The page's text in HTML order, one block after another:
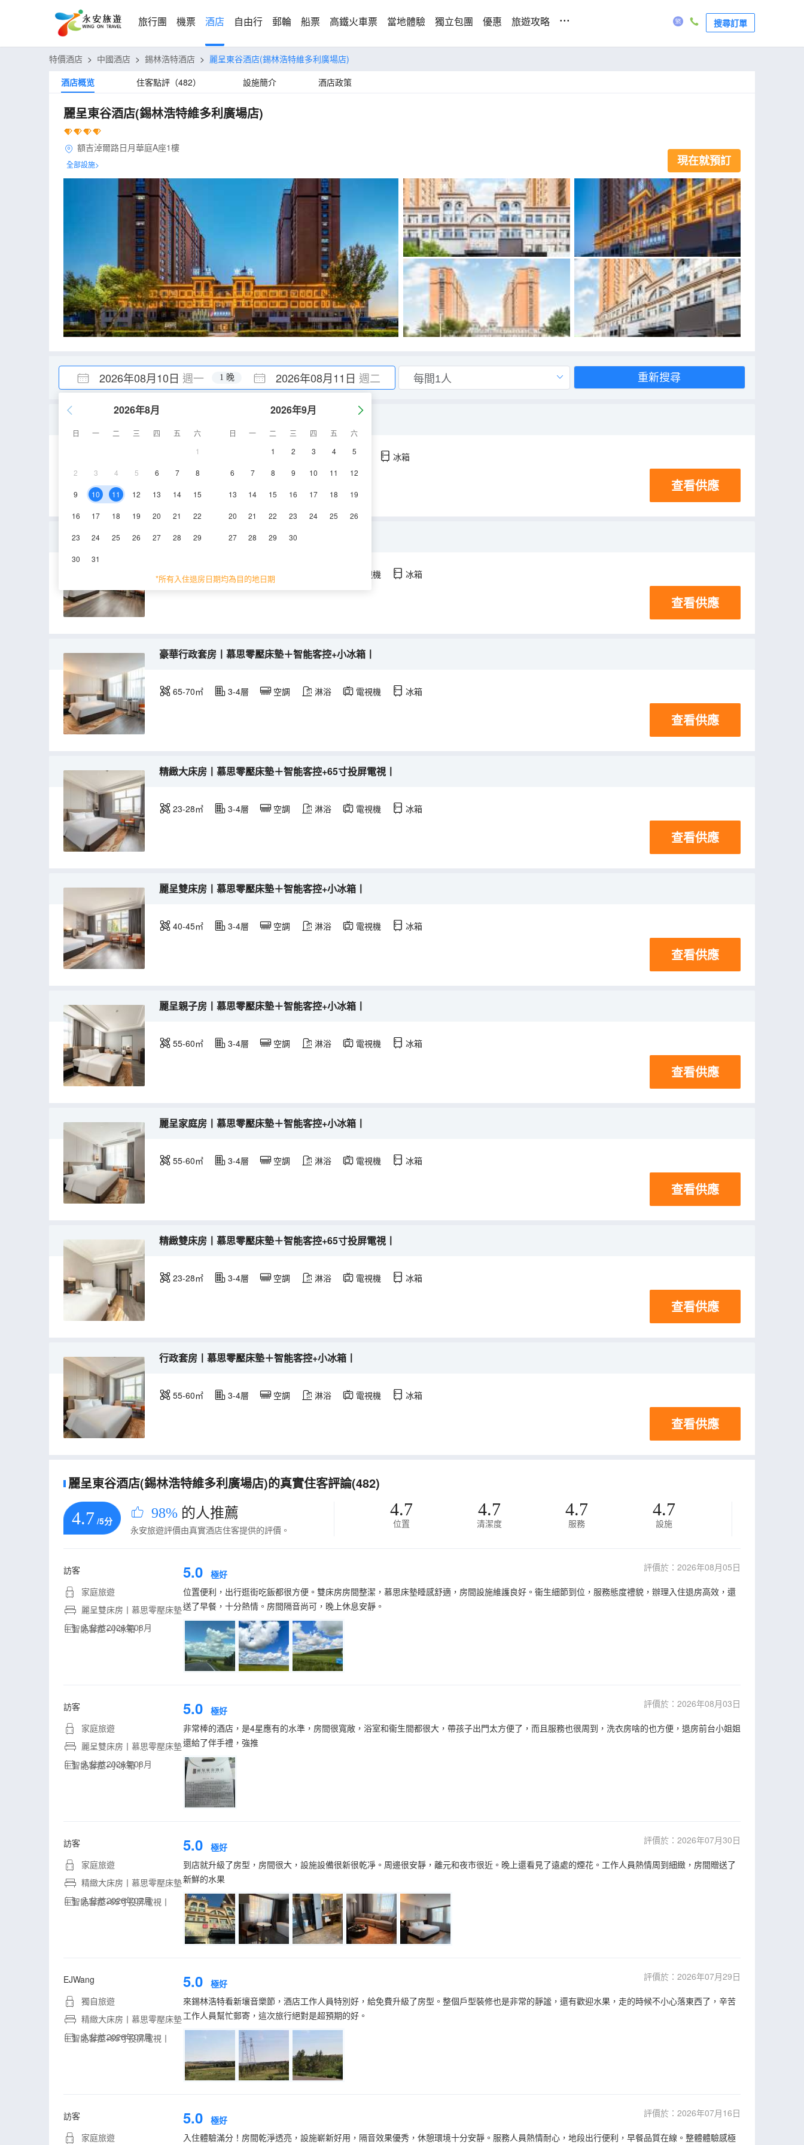
旅行團 機票 酒店 自由行 郵輪 船票 高鐵火車票 當地體驗 獨立包團 優惠 旅遊攻略 ... 搜尋訂單
特價酒店 > 中國酒店 > 錫林浩特酒店 > 麗呈東谷酒店(錫林浩特維多利廣場店)
酒店概览
住客點評（482） 設施簡介 酒店政策
麗呈東谷酒店(錫林浩特維多利廣場店)
額吉淖爾路日月華庭A座1樓
全部設施> 現在就預訂
2026年08月10日 週一 2026年08月11日 週二
1 晚
2026年8月
日 一 二 三 四 五
六
1
2 3 4 5 6 7 8
9 10 11 12 13 14 15
16 17 18 19 20 21 22
23 24 25 26 27 28 29
30 31
2026年9月
日 一 二 三 四 五
六
1
2 3 4 5
6 7 8 9 10 11 12
13 14 15 16 17 18 19
20 21 22 23 24 25 26
27 28 29 30
*所有入住退房日期均為目的地日期
重新搜尋
優享雙床房丨慕思零壓床墊＋智能客控丨
空調 淋浴 電視機 冰箱
查看供應
麗呈大床房丨慕思零壓床墊＋智能客控+小冰箱丨
40-45㎡ 3-4層 空調 電視機 冰箱
查看供應
豪華行政套房丨慕思零壓床墊＋智能客控+小冰箱丨
65-70㎡ 3-4層 空調 淋浴 電視機 冰箱
查看供應
精緻大床房丨慕思零壓床墊＋智能客控+65寸投屏電視丨
23-28㎡ 3-4層 空調 淋浴 電視機 冰箱
查看供應
麗呈雙床房丨慕思零壓床墊＋智能客控+小冰箱丨
40-45㎡ 3-4層 空調 淋浴 電視機 冰箱
查看供應
麗呈親子房丨慕思零壓床墊＋智能客控+小冰箱丨
55-60㎡ 3-4層 空調 淋浴 電視機 冰箱
查看供應
麗呈家庭房丨慕思零壓床墊＋智能客控+小冰箱丨
55-60㎡ 3-4層 空調 淋浴 電視機 冰箱
查看供應
精緻雙床房丨慕思零壓床墊＋智能客控+65寸投屏電視丨
23-28㎡ 3-4層 空調 淋浴 電視機 冰箱
查看供應
行政套房丨慕思零壓床墊＋智能客控+小冰箱丨
55-60㎡ 3-4層 空調 淋浴 電視機 冰箱
查看供應
麗呈東谷酒店(錫林浩特維多利廣場店)的真實住客評論(482)
4.7 /5分 98% 的人推薦
永安旅遊評價由真實酒店住客提供的評價。
4.7
位置
4.7
清潔度
4.7
服務
4.7
設施
訪客
家庭旅遊
麗呈雙床房丨慕思零壓床墊
＋智能客控+小冰箱丨
入住於2026年08月
5.0 極好
評價於：2026年08月05日
位置便利，出行逛街吃飯都很方便。雙床房房間整潔，慕思床墊睡感舒適，房間設施維護良好。衞生細節到位，服務態度禮貌，辦理入住退房高效，還
送了早餐，十分熱情。房間隔音尚可，晚上休息安靜。
訪客
家庭旅遊
麗呈雙床房丨慕思零壓床墊
＋智能客控+小冰箱丨
入住於2026年08月
5.0 極好
評價於：2026年08月03日
非常棒的酒店，是4星應有的水準，房間很寬敞，浴室和衞生間都很大，帶孩子出門太方便了，而且服務也很周到，洗衣房啥的也方便，退房前台小姐姐
還給了伴手禮，強推
訪客
家庭旅遊
精緻大床房丨慕思零壓床墊
＋智能客控+65寸投屏電視丨
入住於2026年07月
5.0 極好
評價於：2026年07月30日
到店就升級了房型，房間很大，設施設備很新很乾凈。周邊很安靜，離元和夜市很近。晚上還看見了遠處的煙花。工作人員熱情周到細緻，房間贈送了
新鮮的水果
EJWang
獨自旅遊
精緻大床房丨慕思零壓床墊
＋智能客控+65寸投屏電視丨
入住於2026年07月
5.0 極好
評價於：2026年07月29日
來錫林浩特看新壤音樂節，酒店工作人員特別好，給免費升級了房型。整個戶型裝修也是非常的靜謐，還有歡迎水果，走的時候不小心落東西了，辛苦
工作人員幫忙郵寄，這次旅行絕對是超預期的好。
訪客
家庭旅遊
5.0 極好
評價於：2026年07月16日
入住體驗滿分！房間乾淨透亮，設施嶄新好用，隔音效果優秀，休憩環境十分安靜。服務人員熱情耐心，地段出行便利，早餐品質在線。整體體驗感極